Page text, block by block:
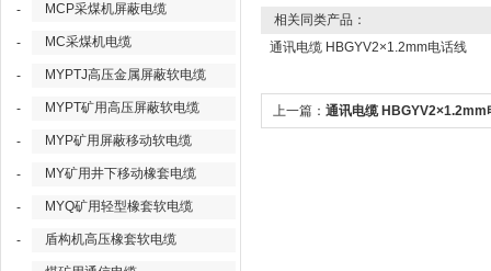
- MCP采煤机屏蔽电缆
- MC采煤机电缆
- MYPTJ高压金属屏蔽软电缆
- MYPT矿用高压屏蔽软电缆
- MYP矿用屏蔽移动软电缆
- MY矿用井下移动橡套电缆
- MYQ矿用轻型橡套软电缆
- 盾构机高压橡套软电缆
相关同类产品：
通讯电缆 HBGYV2×1.2mm电话线
上一篇： 通讯电缆 HBGYV2×1.2mm